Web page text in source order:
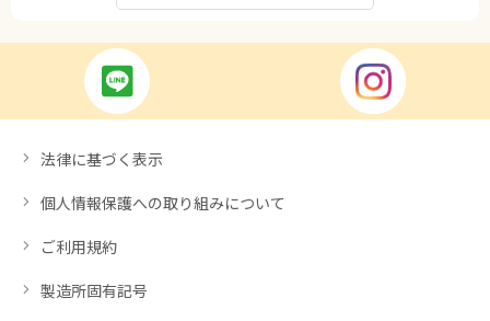
法律に基づく表示
個人情報保護への取り組みについて
ご利用規約
製造所固有記号